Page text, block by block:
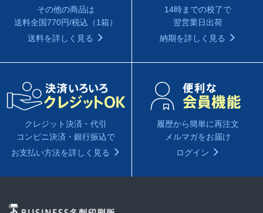
その他の商品は
送料全国770円/税込（1箱）
送料を詳しく見る
14時までの校了で
翌営業日出荷
納期を詳しく見る
クレジット決済・代引
コンビニ決済・銀行振込で
お支払い方法を詳しく見る
履歴から簡単に再注文
メルマガをお届け
ログイン